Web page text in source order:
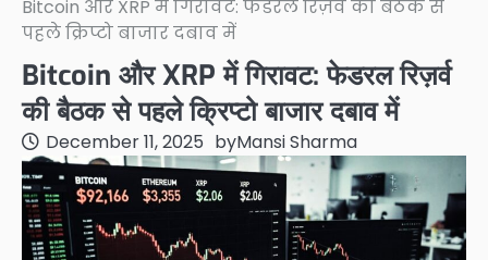
Bitcoin और XRP में गिरावट: फेडरल रिज़र्व की बैठक से
पहले क्रिप्टो बाजार दबाव में
Bitcoin और XRP में गिरावट: फेडरल रिज़र्व
की बैठक से पहले क्रिप्टो बाजार दबाव में
December 11, 2025 byMansi Sharma